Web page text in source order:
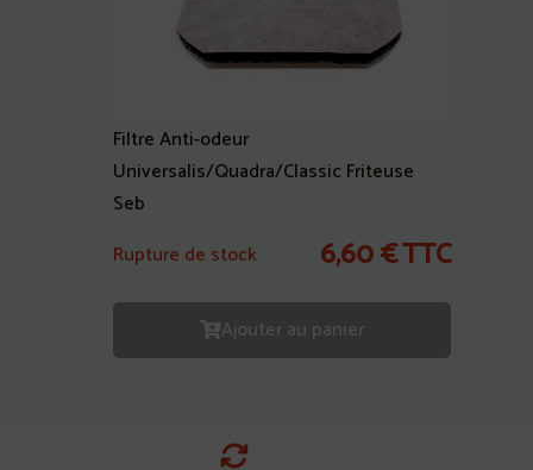
Filtre Anti-odeur
Universalis/Quadra/Classic Friteuse
Seb
Rupture de stock
6,60€TTC
Ajouter au panier